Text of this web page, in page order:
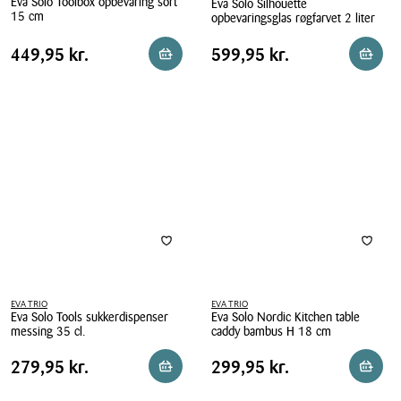
15 cm
Solo
Pris
Pris 449,95 kr.
449,95 kr. Reservér i butik
Eva Solo Silhouette
opbevaringsglas røgfarvet 2 liter
Eva
Solo
Pris
Pris 599,95 kr.
599,95 kr.
EVA TRIO
Eva Solo Tools sukkerdispenser
messing 35 cl.
Eva
Solo
Pris
Pris 279,95 kr.
279,95 kr. Reservér i butik
EVA TRIO
Eva Solo Nordic Kitchen table
caddy bambus H 18 cm
Eva
Solo
Pris
Pris 299,95 kr.
299,95 kr.